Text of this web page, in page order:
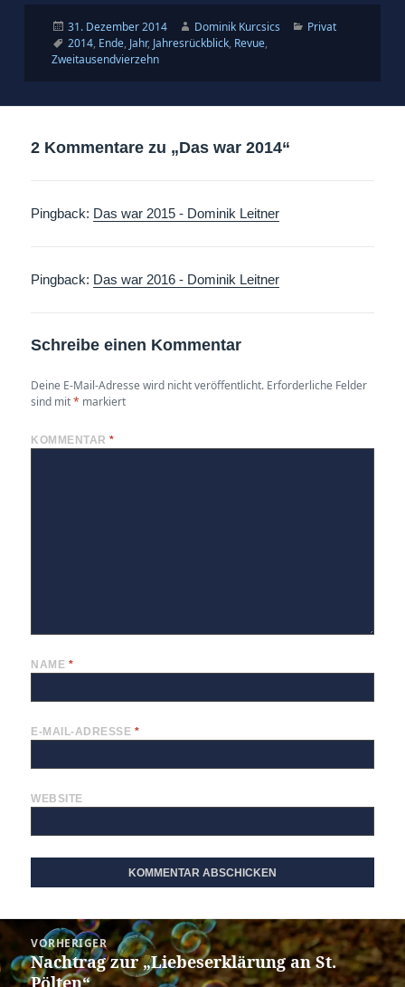
Veröffentlicht
am
31. Dezember 2014 Autor
Dominik Kurcsics Kategorien
Privat
Schlagwörter
2014, Ende, Jahr, Jahresrückblick, Revue,
Zweitausendvierzehn
2 Kommentare zu „Das war 2014“
Pingback: Das war 2015 - Dominik Leitner
Pingback: Das war 2016 - Dominik Leitner
Schreibe einen Kommentar
Deine E-Mail-Adresse wird nicht veröffentlicht. Erforderliche Felder
sind mit* markiert
KOMMENTAR*
NAME *
E-MAIL-ADRESSE *
WEBSITE
Beitragsnavigation
VORHERIGER
Vorheriger
Beitrag:
Nachtrag zur „Liebeserklärung an St.
Pölten“